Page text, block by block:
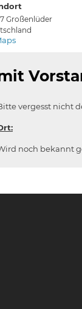
Großenlüder
vergesst nicht
noch bekannt